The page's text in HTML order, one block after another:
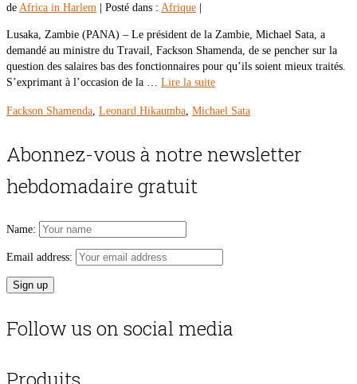
de Africa in Harlem Posté dans : Afrique
Lusaka, Zambie (PANA) – Le président de la Zambie, Michael Sata, a
demandé au ministre du Travail, Fackson Shamenda, de se pencher sur la
question des salaires bas des fonctionnaires pour qu’ils soient mieux traités.
S’exprimant à l’occasion de la … Lire la suite
Fackson Shamenda, Leonard Hikaumba, Michael Sata
Abonnez-vous à notre newsletter
hebdomadaire gratuit
Name:
Email address:
Follow us on social media